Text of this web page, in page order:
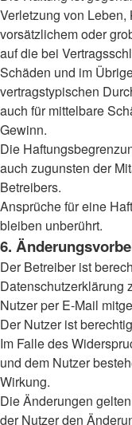
Verletzung von
vorsätzlichem oder
auf die bei
Schäden und im
vertragstypischen
auch für mittelbare
Gewinn.
Die
auch zugunsten der
Betreibers.
Ansprüche für eine
bleiben unberührt.
6.
Der Betreiber ist
Datenschutzerklärung
Nutzer per E-Mail
Der Nutzer ist
Im Falle des
und dem Nutzer
Wirkung.
Die Änderungen
der Nutzer den